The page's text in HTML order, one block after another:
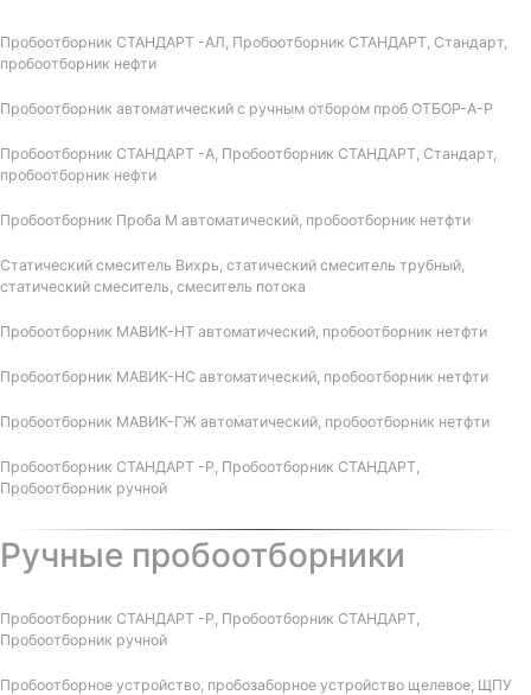
Пробоотборник СТАНДАРТ -АЛ, Пробоотборник СТАНДАРТ, Стандарт,
пробоотборник нефти
Пробоотборник автоматический с ручным отбором проб ОТБОР-А-Р
Пробоотборник СТАНДАРТ -А, Пробоотборник СТАНДАРТ, Стандарт,
пробоотборник нефти
Пробоотборник Проба М автоматический, пробоотборник нетфти
Статический смеситель Вихрь, статический смеситель трубный,
статический смеситель, смеситель потока
Пробоотборник МАВИК-НТ автоматический, пробоотборник нетфти
Пробоотборник МАВИК-НС автоматический, пробоотборник нетфти
Пробоотборник МАВИК-ГЖ автоматический, пробоотборник нетфти
Пробоотборник СТАНДАРТ -Р, Пробоотборник СТАНДАРТ,
Пробоотборник ручной
Ручные пробоотборники
Пробоотборник СТАНДАРТ -Р, Пробоотборник СТАНДАРТ,
Пробоотборник ручной
Пробоотборное устройство, пробозаборное устройство щелевое, ЩПУ